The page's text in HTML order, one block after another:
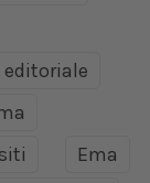
editoriale
Ema